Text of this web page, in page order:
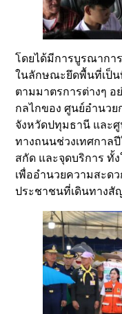
โดยได้มีการบูรณากา
ในลักษณะยึดพื้นที่เป็น
ตามมาตรการต่างๆ อ
กลไกของ ศูนย์อำนว
จังหวัดปทุมธานี และ
ทางถนนช่วงเทศกาล
สกัด และจุดบริการ ทั้
เพื่ออำนวยความสะด
ประชาชนที่เดินทางสั